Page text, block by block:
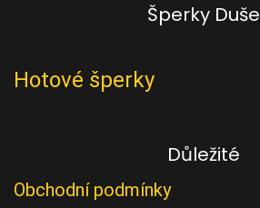
Šperky Duše
Hotové šperky
Důležité
Obchodní podmínky